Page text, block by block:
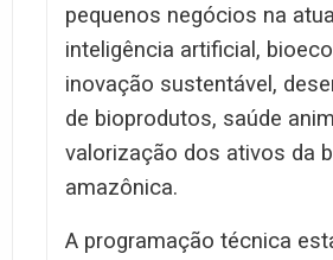
pequenos negócios na
inteligência artificial,
inovação sustentável,
de bioprodutos, saúde
valorização dos ativos da
amazônica.
A programação técnica